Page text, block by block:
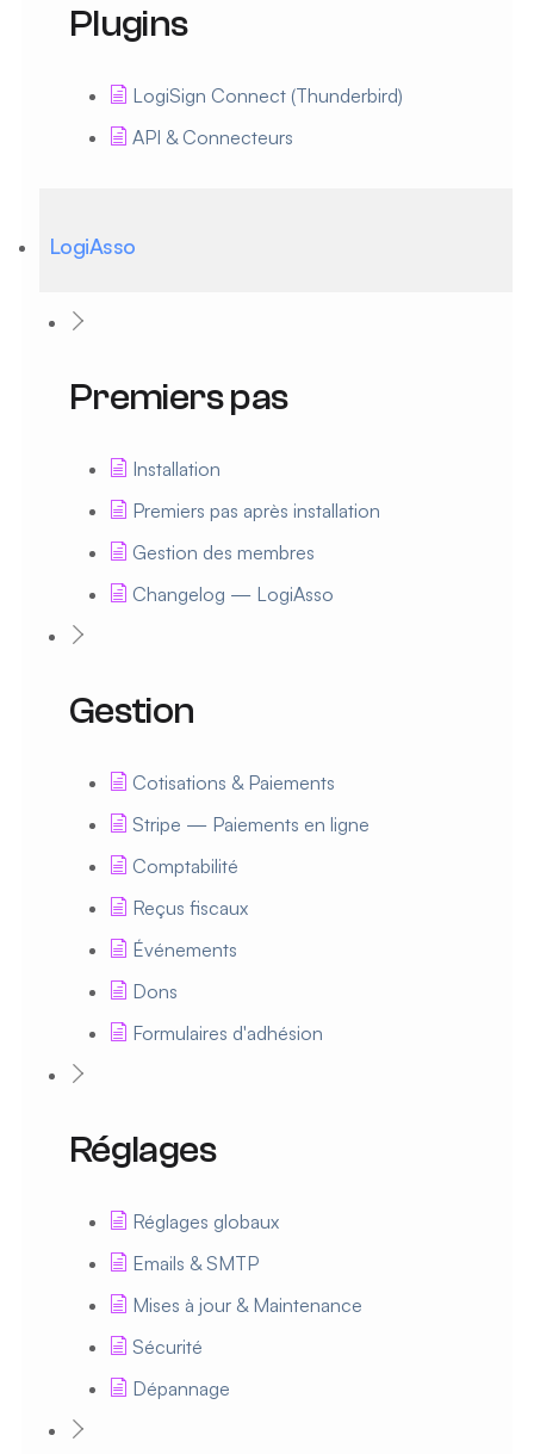
Plugins
LogiSign Connect (Thunderbird)
API & Connecteurs
LogiAsso
Premiers pas
Installation
Premiers pas après installation
Gestion des membres
Changelog — LogiAsso
Gestion
Cotisations & Paiements
Stripe — Paiements en ligne
Comptabilité
Reçus fiscaux
Événements
Dons
Formulaires d'adhésion
Réglages
Réglages globaux
Emails & SMTP
Mises à jour & Maintenance
Sécurité
Dépannage